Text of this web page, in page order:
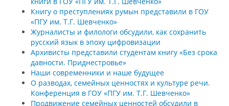
Книгу о преступлениях румын представили в ГОУ
«ПГУ им. Т.Г. Шевченко»
Журналисты и филологи обсудили, как сохранить
русский язык в эпоху цифровизации
Архивисты представили студентам книгу «Без срока
давности. Приднестровье»
Наши современники и наше будущее
О разводах, семейных ценностях и культуре речи.
Конференция в ГОУ «ПГУ им. Т.Г. Шевченко»
Продвижение семейных ценностей обсудили в